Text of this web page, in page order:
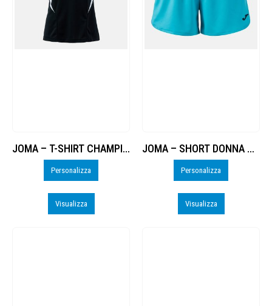
JOMA – T-SHIRT CHAMPIONSHIP 20 M/C DONNA – PERSO
Personalizza
Visualizza
JOMA – SHORT DONNA TERRA DANUBIO – PERSO
Personalizza
Visualizza